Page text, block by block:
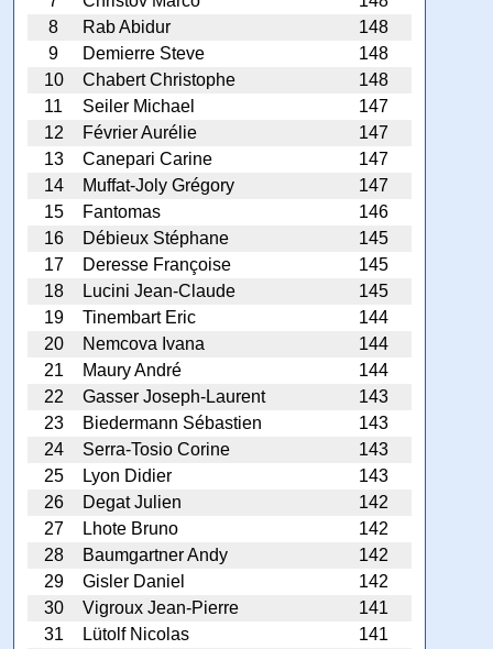
8
Rab Abidur
148
9
Demierre Steve
148
10
Chabert Christophe
148
11
Seiler Michael
147
12
Février Aurélie
147
13
Canepari Carine
147
14
Muffat-Joly Grégory
147
15
Fantomas
146
16
Débieux Stéphane
145
17
Deresse Françoise
145
18
Lucini Jean-Claude
145
19
Tinembart Eric
144
20
Nemcova Ivana
144
21
Maury André
144
22
Gasser Joseph-Laurent
143
23
Biedermann Sébastien
143
24
Serra-Tosio Corine
143
25
Lyon Didier
143
26
Degat Julien
142
27
Lhote Bruno
142
28
Baumgartner Andy
142
29
Gisler Daniel
142
30
Vigroux Jean-Pierre
141
31
Lütolf Nicolas
141